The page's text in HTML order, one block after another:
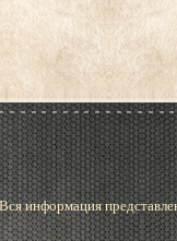
информация